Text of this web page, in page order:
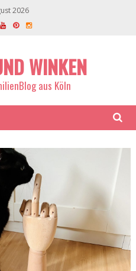
2026
WINKEN
aus Köln